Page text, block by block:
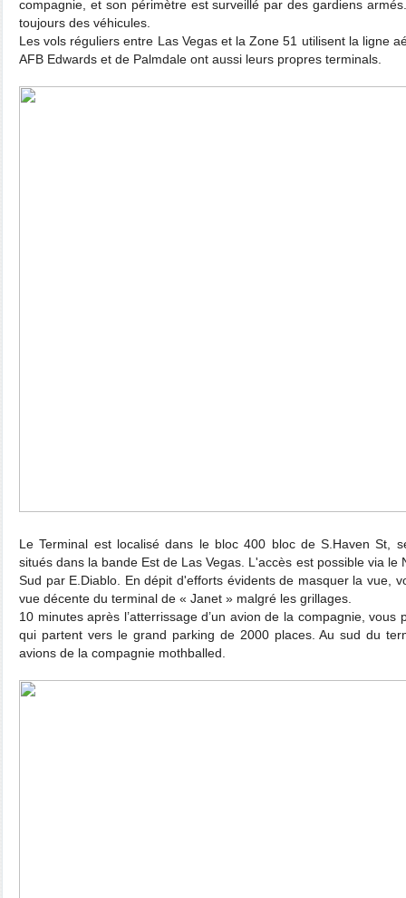
compagnie, et son périmètre est surveillé par des gardiens
toujours des véhicules.
Les vols réguliers entre Las Vegas et la Zone 51 utilisent la ligne
AFB Edwards et de Palmdale ont aussi leurs propres terminals.
Le Terminal est localisé dans le bloc 400 bloc de S.Haven St,
situés dans la bande Est de Las Vegas. L'accès est possible via le
Sud par E.Diablo. En dépit d'efforts évidents de masquer la vue,
vue décente du terminal de « Janet » malgré les grillages.
10 minutes après l’atterrissage d’un avion de la compagnie, vous
qui partent vers le grand parking de 2000 places. Au sud du
avions de la compagnie mothballed.